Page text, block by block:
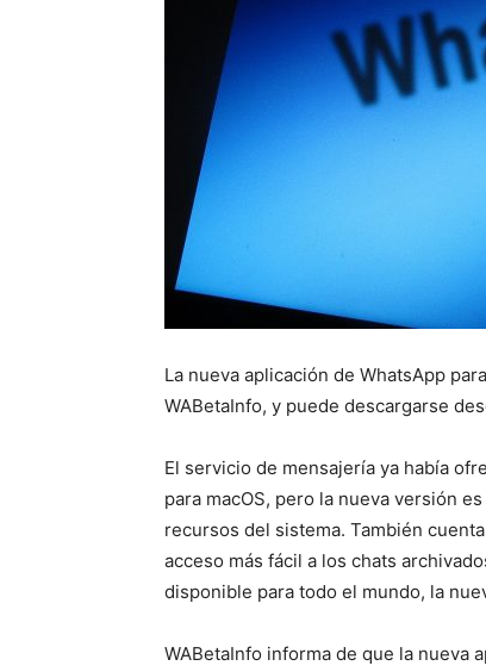
La nueva aplicación de WhatsApp
WABetaInfo, y puede descargarse
El servicio de mensajería ya había
para macOS, pero la nueva versión
recursos del sistema. También
acceso más fácil a los chats
disponible para todo el mundo, la
WABetaInfo informa de que la nueva